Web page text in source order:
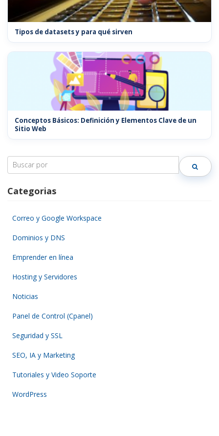
Tipos de datasets y para qué sirven
Conceptos Básicos: Definición y Elementos Clave de un
Sitio Web
Search
for:
Categorias
Correo y Google Workspace
Dominios y DNS
Emprender en línea
Hosting y Servidores
Noticias
Panel de Control (Cpanel)
Seguridad y SSL
SEO, IA y Marketing
Tutoriales y Video Soporte
WordPress